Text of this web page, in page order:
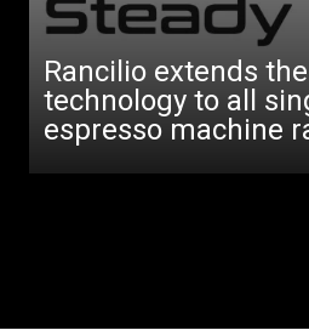
Rancilio extends
technology to all
espresso machine